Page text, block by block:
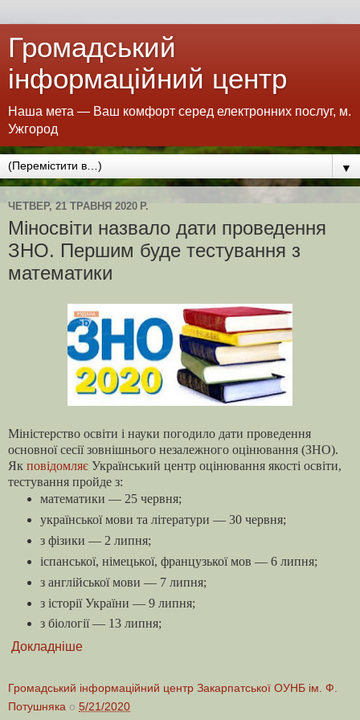
Громадський
інформаційний центр
Наша мета — Ваш комфорт серед електронних послуг, м.
Ужгород
▼
ЧЕТВЕР, 21 ТРАВНЯ 2020 Р.
Міносвіти назвало дати проведення
ЗНО. Першим буде тестування з
математики
Міністерство освіти і науки погодило дати проведення
основної сесії зовнішнього незалежного оцінювання (ЗНО).
Як повідомляє Український центр оцінювання якості освіти,
тестування пройде з:
математики — 25 червня;
української мови та літератури — 30 червня;
з фізики — 2 липня;
іспанської, німецької, французької мов — 6 липня;
з англійської мови — 7 липня;
з історії України — 9 липня;
з біології — 13 липня;
Докладніше
Громадський інформаційний центр Закарпатської ОУНБ ім. Ф.
Потушняка о 5/21/2020